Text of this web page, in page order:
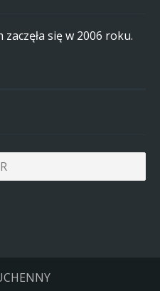
się w 2006 roku.